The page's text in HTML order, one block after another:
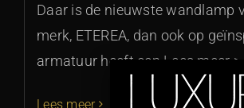
Daar is de nieuwste wandlamp
merk, ETEREA, dan ook op
armatuur heeft een Lees meer >
Lees meer